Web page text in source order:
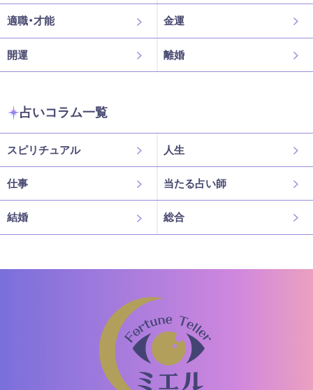
適職・才能 金運
開運 離婚
占いコラム一覧
スピリチュアル 人生
仕事 当たる占い師
結婚 総合